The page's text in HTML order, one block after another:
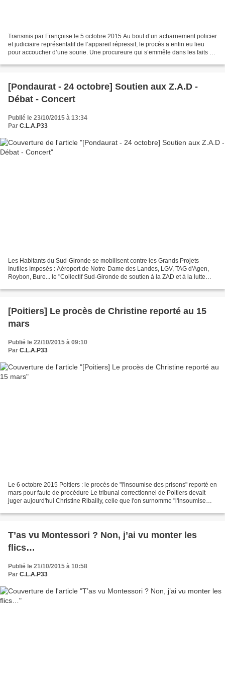
Transmis par Françoise le 5 octobre 2015 Au bout d’un acharnement policier
et judiciaire représentatif de l’appareil répressif, le procès a enfin eu lieu
pour accoucher d’une sourie. Une procureure qui s’emmêle dans les faits et
[Pondaurat - 24 octobre] Soutien aux Z.A.D -
Débat - Concert
Publié le 23/10/2015 à 13:34
Par C.L.A.P33
Les Habitants du Sud-Gironde se mobilisent contre les Grands Projets
Inutiles Imposés : Aéroport de Notre-Dame des Landes, LGV, TAG d'Agen,
Roybon, Bure... le "Collectif Sud-Gironde de soutien à la ZAD et à la lutte
[Poitiers] Le procès de Christine reporté au 15
mars
Publié le 22/10/2015 à 09:10
Par C.L.A.P33
Le 6 octobre 2015 Poitiers : le procès de "l'insoumise des prisons" reporté en
mars pour faute de procédure Le tribunal correctionnel de Poitiers devait
juger aujourd'hui Christine Ribailly, celle que l'on surnomme "l'insoumise
T’as vu Montessori ? Non, j’ai vu monter les
flics…
Publié le 21/10/2015 à 10:58
Par C.L.A.P33